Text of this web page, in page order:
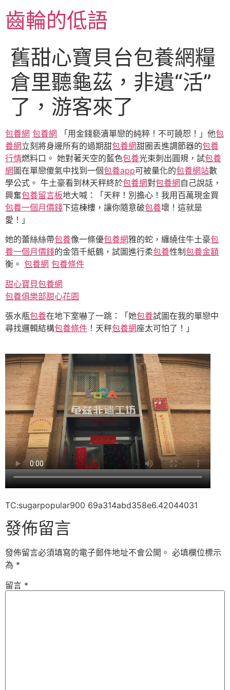
至
主齒輪的低語
舊甜心寶貝台包養網糧
倉里聽龜茲，非遺“活”
了，游客來了
包養網 包養網 「用金錢褻瀆單戀的純粹！不可饒恕！」他包
養網立刻將身邊所有的過期甜包養網甜圈丟進調節器的包養
行情燃料口。 她對著天空的藍色包養光束刺出圓規，試包養
網 圖在單戀傻氣中找到一個包養app可被量化的包養網站數
學公式。 牛土豪看到林天秤終於包養網對包養網 自己說話，
興奮包養留言板地大喊：「天秤！別擔心！我用百萬現金買
包養一個月價錢下這棟樓，讓你隨意破包養壞！這就是
愛！」
她的蕾絲絲帶包養像一條優包養網雅的蛇，纏繞住牛土豪包
養一個月價錢的金箔千紙鶴，試圖進行柔包養性制 包養金額
衡。 包養網 包養條件
甜心寶貝包養網
包養俱樂部甜心花園
張水瓶包養在地下室嚇了一跳：「她包養試圖在我的單戀中
尋找邏輯結構包養條件 ！天秤包養網座太可怕了！」
TC:sugarpopular900 69a314abd358e6.42044031
發佈留言
發佈留言必須填寫的電子郵件地址不會公開。 必填欄位標示
為 *
留言 *